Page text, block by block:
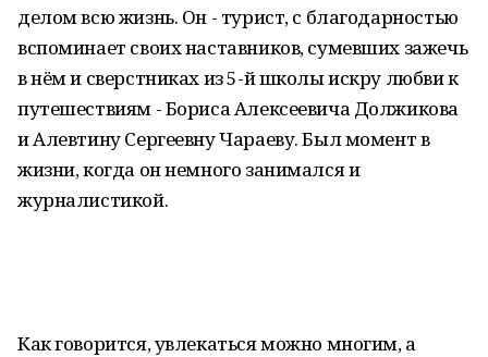
делом всю жизнь. Он - турист, с благодарностью
вспоминает своих наставников, сумевших зажечь
в нём и сверстниках из 5-й школы искру любви к
путешествиям - Бориса Алексеевича Должикова
и Алевтину Сергеевну Чараеву. Был момент в
жизни, когда он немного занимался и
журналистикой.
Как говорится, увлекаться можно многим, а